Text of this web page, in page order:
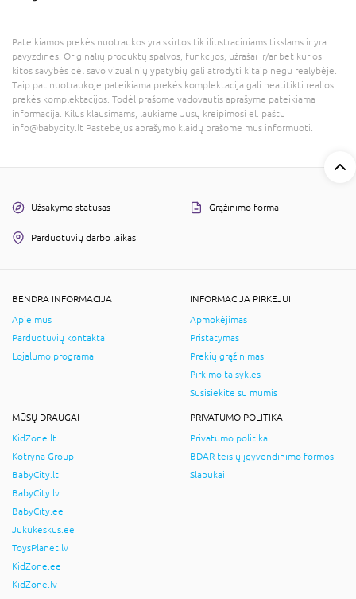
Pateikiamos prekės nuotraukos yra skirtos tik iliustraciniams tikslams ir yra
pavyzdinės. Originalių produktų spalvos, funkcijos, užrašai ir/ar bet kurios
kitos savybės dėl savo vizualinių ypatybių gali atrodyti kitaip negu realybėje.
Taip pat nuotraukoje pateikiama prekės komplektacija gali neatitikti realios
prekės komplektacijos. Todėl prašome vadovautis aprašyme pateikiama
informacija. Kilus klausimams, laukiame Jūsų kreipimosi el. paštu
info@babycity.lt Pastebėjus aprašymo klaidų prašome mus informuoti.
Užsakymo statusas Grąžinimo forma
Parduotuvių darbo laikas
BENDRA INFORMACIJA
Apie mus
Parduotuvių kontaktai
Lojalumo programa
INFORMACIJA PIRKĖJUI
Apmokėjimas
Pristatymas
Prekių grąžinimas
Pirkimo taisyklės
Susisiekite su mumis
MŪSŲ DRAUGAI
KidZone.lt
Kotryna Group
BabyCity.lt
BabyCity.lv
BabyCity.ee
Jukukeskus.ee
ToysPlanet.lv
KidZone.ee
KidZone.lv
PRIVATUMO POLITIKA
Privatumo politika
BDAR teisių įgyvendinimo formos
Slapukai